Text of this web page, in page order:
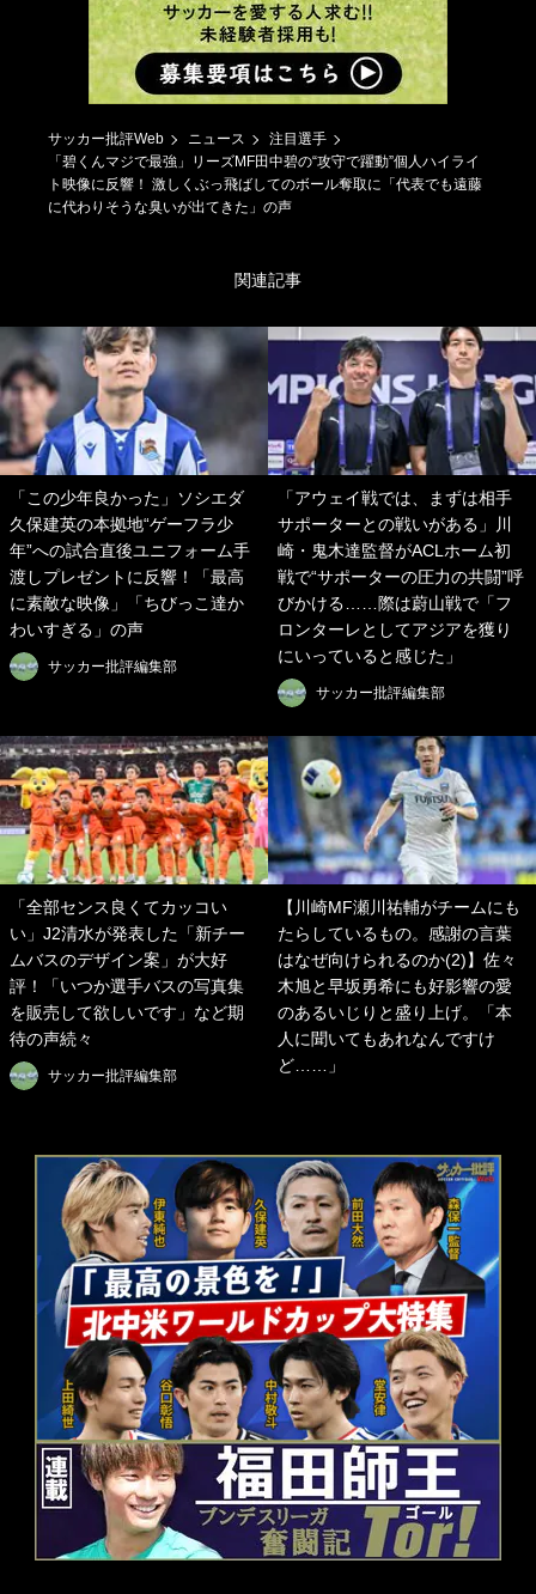
サッカー批評Web ニュース
注目選手
「碧くんマジで最強」リーズMF田中碧の“攻守で躍動”個人ハイライ
ト映像に反響！ 激しくぶっ飛ばしてのボール奪取に「代表でも遠藤
に代わりそうな臭いが出てきた」の声
関連記事
「この少年良かった」ソシエダ
久保建英の本拠地“ゲーフラ少
年”への試合直後ユニフォーム手
渡しプレゼントに反響！「最高
に素敵な映像」「ちびっこ達か
わいすぎる」の声
サッカー批評編集部
「アウェイ戦では、まずは相手
サポーターとの戦いがある」川
崎・鬼木達監督がACLホーム初
戦で“サポーターの圧力の共闘”呼
びかける……際は蔚山戦で「フ
ロンターレとしてアジアを獲り
にいっていると感じた」
サッカー批評編集部
「全部センス良くてカッコい
い」J2清水が発表した「新チー
ムバスのデザイン案」が大好
評！「いつか選手バスの写真集
を販売して欲しいです」など期
待の声続々
サッカー批評編集部
【川崎MF瀬川祐輔がチームにも
たらしているもの。感謝の言葉
はなぜ向けられるのか(2)】佐々
木旭と早坂勇希にも好影響の愛
のあるいじりと盛り上げ。「本
人に聞いてもあれなんですけ
ど……」